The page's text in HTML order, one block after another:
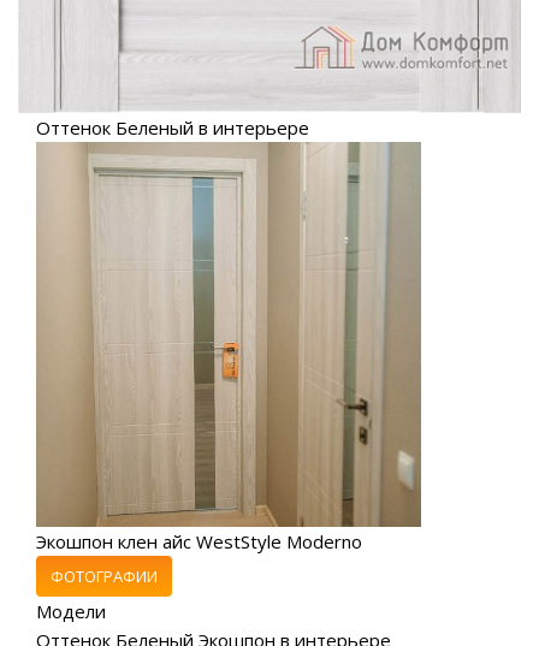
Оттенок Беленый в интерьере
Экошпон клен айс WestStyle Moderno
ФОТОГРАФИИ
Модели
Оттенок Беленый Экошпон в интерьере